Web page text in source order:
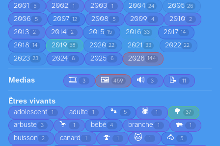
2001 5 2002 1 2003 1 2004 24 2005 26
2006 5 2007 12 2008 5 2009 4 2010 2
2013 2 2014 2 2015 15 2016 33 2017 14
2018 14 2019 58 2020 22 2021 33 2022 22
2023 23 2024 8 2025 6 2026 144
Medias 🎞️ 3 🖼️ 459 🔊 3 📝 11
Êtres vivants
adolescent 1 adulte 1 🐾 5 🕷️ 1 🌳 37
arbuste 3 🦩 1 bébé 4 branche 1 🐃 1
buisson 2 canard 1 🍄 1 🐱 1 🐴 5